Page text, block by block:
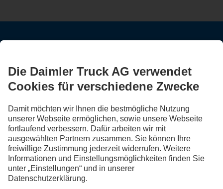
BLEIB IN KONTAKT.
Kanälen.
FOLLOW THE ROADSTARS.
Tausche jetzt Erfahrungen mit anderen Truckerinnen und